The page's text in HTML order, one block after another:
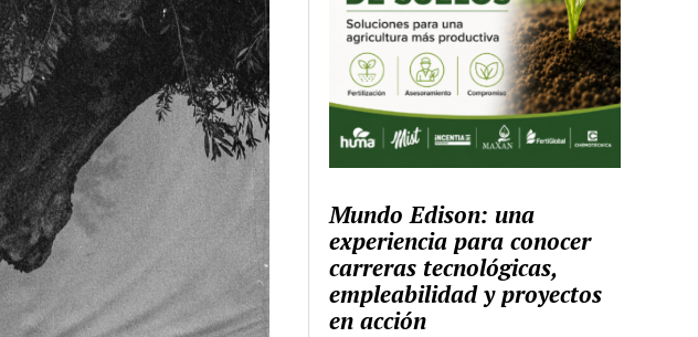
Mundo Edison: una
experiencia para conocer
carreras tecnológicas,
empleabilidad y proyectos
en acción